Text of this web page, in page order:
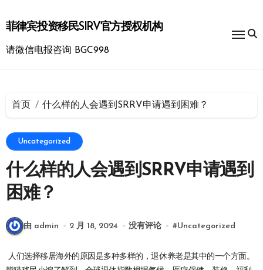
到
内
菲律宾投资移民SIRV官方授权机构
请微信电报咨询 BGC998
首页 什么样的人会遇到SRRV申请遇到困难？
Uncategorized
什么样的人会遇到SRRV申请遇到
困难？
由 admin 2 月 18, 2024 没有评论 #Uncategorized
人们选择移居海外的原因是多种多样的，退休养老是其中的一个方面。